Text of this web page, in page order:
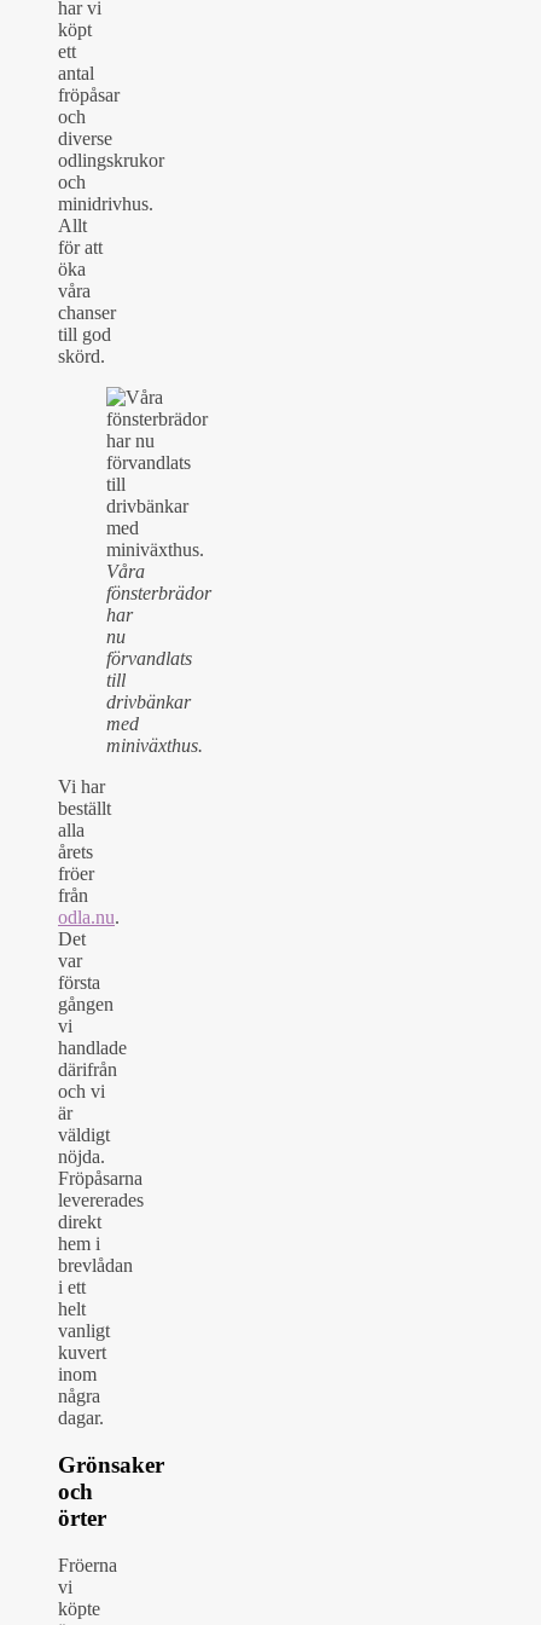
har vi
köpt
ett
antal
fröpåsar
och
diverse
odlingskrukor
och
minidrivhus.
Allt
för att
öka
våra
chanser
till god
skörd.
Våra
fönsterbrädor
har
nu
förvandlats
till
drivbänkar
med
miniväxthus.
Vi har
beställt
alla
årets
fröer
från
odla.nu.
Det
var
första
gången
vi
handlade
därifrån
och vi
är
väldigt
nöjda.
Fröpåsarna
levererades
direkt
hem i
brevlådan
i ett
helt
vanligt
kuvert
inom
några
dagar.
Grönsaker
och
örter
Fröerna
vi
köpte